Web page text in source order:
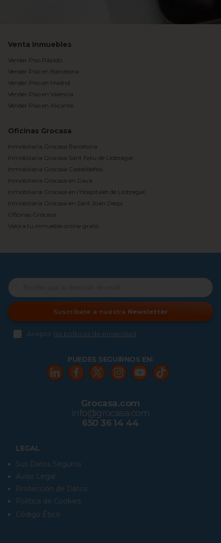
Venta Inmuebles
Vender Piso Rápido
Vender Piso en Barcelona
Vender Piso en Madrid
Vender Piso en Valencia
Vender Piso en Alicante
Oficinas Grocasa
Inmobiliaria Grocasa Barcelona
Inmobiliaria Grocasa Sant Feliu de Llobregat
Inmobiliaria Grocasa Castelldefels
Inmobiliaria Grocasa en Gavà
Inmobiliaria Grocasa en l'Hospitalet de Llobregat
Inmobiliaria Grocasa en Sant Joan Despí
Oficinas Grocasa
Valora tu inmueble online gratis
Suscríbete a nuestra Newsletter
Acepto las políticas de privacidad
LEGAL
Sus Datos Seguros
Aviso Legal
Protección de Datos
Política de Cookies
Código Ético
PUEDES SEGUIRNOS EN:
Grocasa.com
info@grocasa.com
650 36 14 44